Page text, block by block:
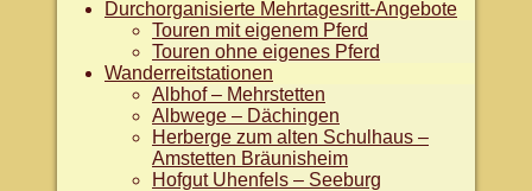
Durchorganisierte Mehrtagesritt-Angebote
Touren mit eigenem Pferd
Touren ohne eigenes Pferd
Wanderreitstationen
Albhof – Mehrstetten
Albwege – Dächingen
Herberge zum alten Schulhaus –
Amstetten Bräunisheim
Hofgut Uhenfels – Seeburg